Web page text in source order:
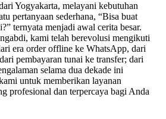
Yogyakarta, melayani kebutuhan
pertanyaan sederhana, “Bisa buat
ternyata menjadi awal cerita besar.
kami telah berevolusi mengikuti
era order offline ke WhatsApp, dari
pembayaran tunai ke transfer; dari
selama dua dekade ini
untuk memberikan layanan
profesional dan terpercaya bagi Anda